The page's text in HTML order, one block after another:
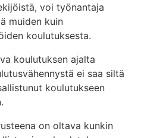
voi työnantaja
muiden kuin
koulutuksesta.
koulutuksen ajalta
ei saa siltä
koulutukseen
on oltava kunkin